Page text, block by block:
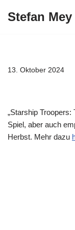
Stefan Mey
13. Oktober 2024
„Starship Troopers:
Spiel, aber auch
Herbst. Mehr dazu